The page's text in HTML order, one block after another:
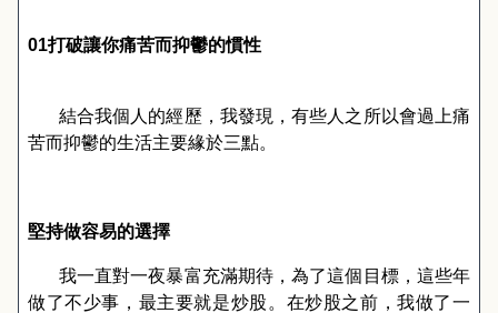
01打破讓你痛苦而抑鬱的慣性
結合我個人的經歷，我發現，有些人之所以會過上痛
苦而抑鬱的生活主要緣於三點。
堅持做容易的選擇
我一直對一夜暴富充滿期待，為了這個目標，這些年
做了不少事，最主要就是炒股。在炒股之前，我做了一